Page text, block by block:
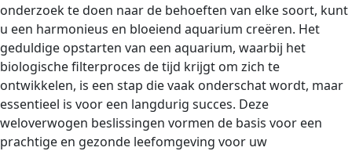
onderzoek te doen naar de behoeften van elke soort, kunt
u een harmonieus en bloeiend aquarium creëren. Het
geduldige opstarten van een aquarium, waarbij het
biologische filterproces de tijd krijgt om zich te
ontwikkelen, is een stap die vaak onderschat wordt, maar
essentieel is voor een langdurig succes. Deze
weloverwogen beslissingen vormen de basis voor een
prachtige en gezonde leefomgeving voor uw